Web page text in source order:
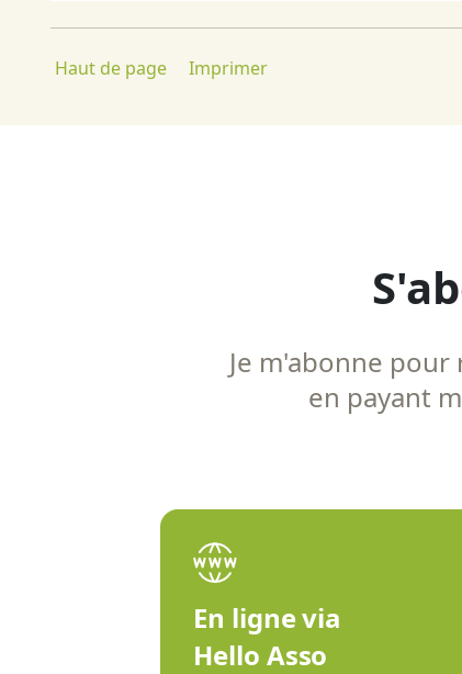
Haut de page Imprimer
Je m'abonne pour
en payant
En ligne via
Hello Asso